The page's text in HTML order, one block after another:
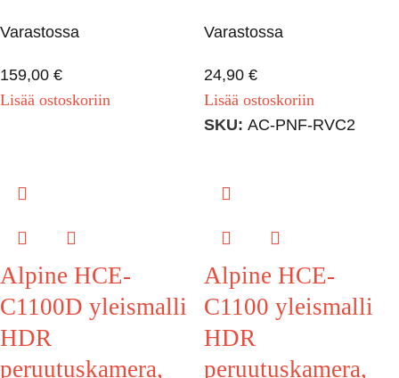
Varastossa
159,00 €
Lisää ostoskoriin
Varastossa
24,90 €
Lisää ostoskoriin
SKU: AC-PNF-RVC2
Alpine HCE-
C1100D yleismalli
HDR
peruutuskamera,
Alpine HCE-
C1100 yleismalli
HDR
peruutuskamera,